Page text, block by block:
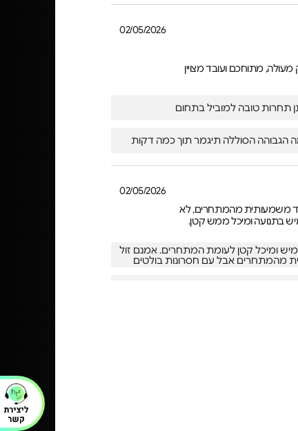
מתוחכם ועובד מצויין
02/05/2026
תחרות טובה למוביל בתחום
הגבוהה הסוללה תיגמר תוך כמה דקות
משמעותית מהמתחרים, לא
בתנועה ומיכל ממש קטן.
02/05/2026
ומיכל קטן לעומת המתחרים. אמנם זול
מהמתחרים אבל עם חסרונות בולטים